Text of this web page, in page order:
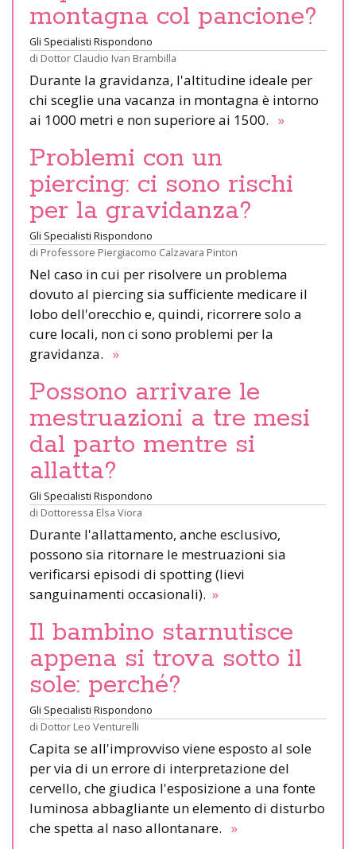
montagna col pancione?
Gli Specialisti Rispondono
di Dottor Claudio Ivan Brambilla
Durante la gravidanza, l'altitudine ideale per
chi sceglie una vacanza in montagna è intorno
ai 1000 metri e non superiore ai 1500. »
Problemi con un
piercing: ci sono rischi
per la gravidanza?
Gli Specialisti Rispondono
di Professore Piergiacomo Calzavara Pinton
Nel caso in cui per risolvere un problema
dovuto al piercing sia sufficiente medicare il
lobo dell'orecchio e, quindi, ricorrere solo a
cure locali, non ci sono problemi per la
gravidanza. »
Possono arrivare le
mestruazioni a tre mesi
dal parto mentre si
allatta?
Gli Specialisti Rispondono
di Dottoressa Elsa Viora
Durante l'allattamento, anche esclusivo,
possono sia ritornare le mestruazioni sia
verificarsi episodi di spotting (lievi
sanguinamenti occasionali). »
Il bambino starnutisce
appena si trova sotto il
sole: perché?
Gli Specialisti Rispondono
di Dottor Leo Venturelli
Capita se all'improvviso viene esposto al sole
per via di un errore di interpretazione del
cervello, che giudica l'esposizione a una fonte
luminosa abbagliante un elemento di disturbo
che spetta al naso allontanare. »